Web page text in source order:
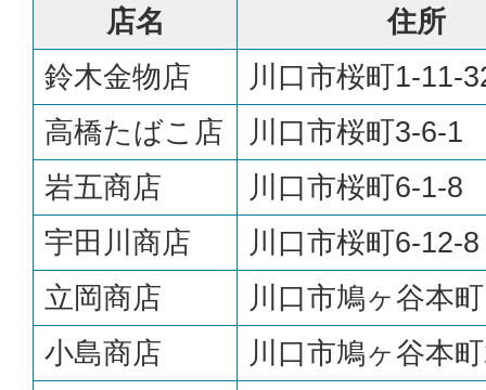
店名
住所
鈴木金物店
川口市桜町1-11-
高橋たばこ店
川口市桜町3-6-1
岩五商店
川口市桜町6-1-8
宇田川商店
川口市桜町6-12-8
立岡商店
川口市鳩ヶ谷本
小島商店
川口市鳩ヶ谷本